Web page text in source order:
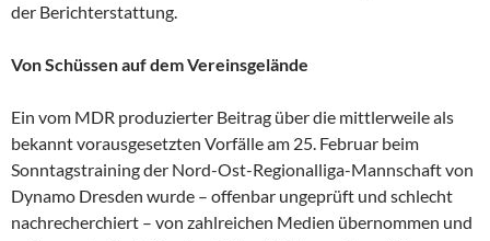
der Berichterstattung.
Von Schüssen auf dem Vereinsgelände
Ein vom MDR produzierter Beitrag über die mittlerweile als
bekannt vorausgesetzten Vorfälle am 25. Februar beim
Sonntagstraining der Nord-Ost-Regionalliga-Mannschaft von
Dynamo Dresden wurde – offenbar ungeprüft und schlecht
nachrecherchiert – von zahlreichen Medien übernommen und